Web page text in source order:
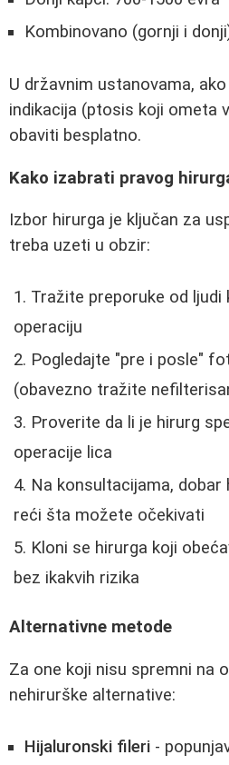
Kombinovano (gornji i
U državnim ustanovama,
indikacija (ptosis koji ometa
obaviti besplatno.
Kako izabrati pravog
Izbor hirurga je ključan za
treba uzeti u obzir:
Tražite preporuke od ljudi
operaciju
Pogledajte "pre i posle"
(obavezno tražite
Proverite da li je hirurg
operacije lica
Na konsultacijama, dobar
reći šta možete očekivati
Kloni se hirurga koji
bez ikakvih rizika
Alternativne metode
Za one koji nisu spremni na
nehirurške alternative:
Hijaluronski fileri -